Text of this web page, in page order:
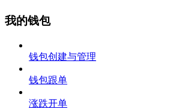
我的钱包
钱包创建与管理
钱包跟单
涨跌开单